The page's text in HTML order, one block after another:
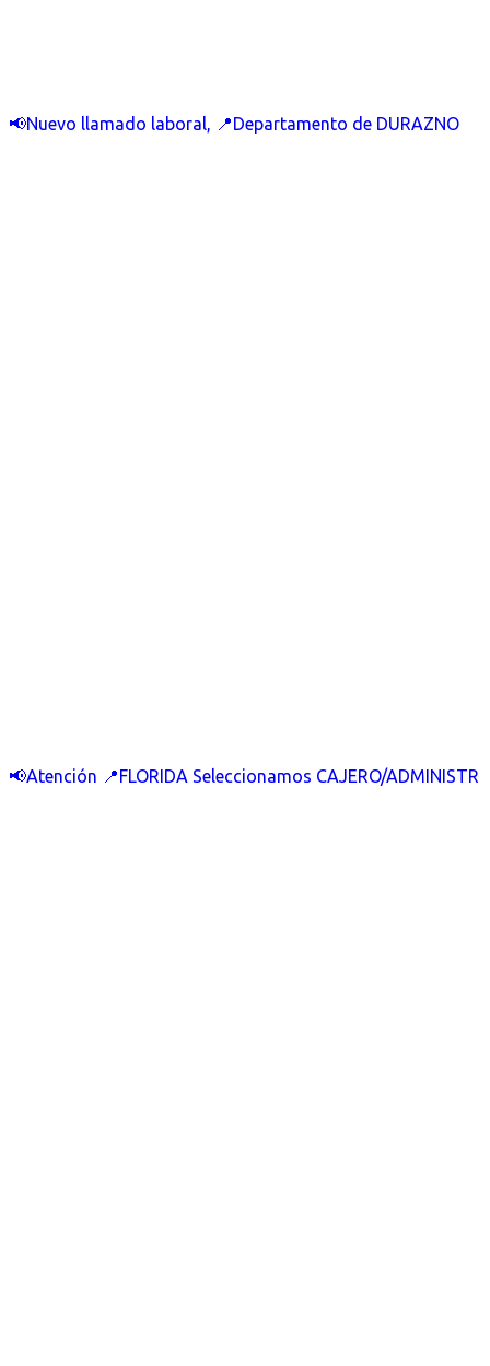
📢Nuevo llamado laboral, 📍Departamento de DURAZNO
📢Atención 📍FLORIDA Seleccionamos CAJERO/ADMINISTR